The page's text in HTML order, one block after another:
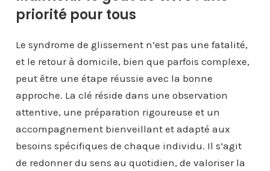
priorité pour tous
Le syndrome de glissement n’est pas une fatalité,
et le retour à domicile, bien que parfois complexe,
peut être une étape réussie avec la bonne
approche. La clé réside dans une observation
attentive, une préparation rigoureuse et un
accompagnement bienveillant et adapté aux
besoins spécifiques de chaque individu. Il s’agit
de redonner du sens au quotidien, de valoriser la